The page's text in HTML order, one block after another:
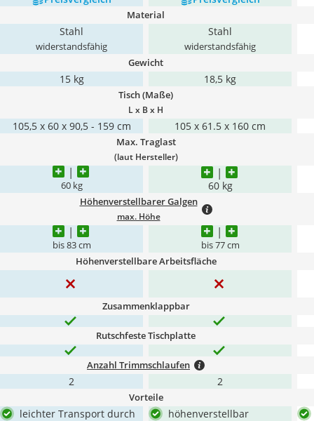
Material
Stahl
widerstandsfähig
Stahl
widerstandsfähig
Gewicht
15 kg 18,5 kg
Tisch (Maße)
L x B x H
105,5 x 60 x 90,5 - 159 cm 105 x 61.5 x 160 cm
Max. Traglast
(laut Hersteller)
60 kg 60 kg
Höhenverstellbarer Galgen
max. Höhe
bis 83 cm bis 77 cm
Höhenverstellbare Arbeitsfläche
Zusammenklappbar
Rutschfeste Tischplatte
Anzahl Trimmschlaufen
2 2
Vorteile
leichter Transport durch
höhenverstellbar